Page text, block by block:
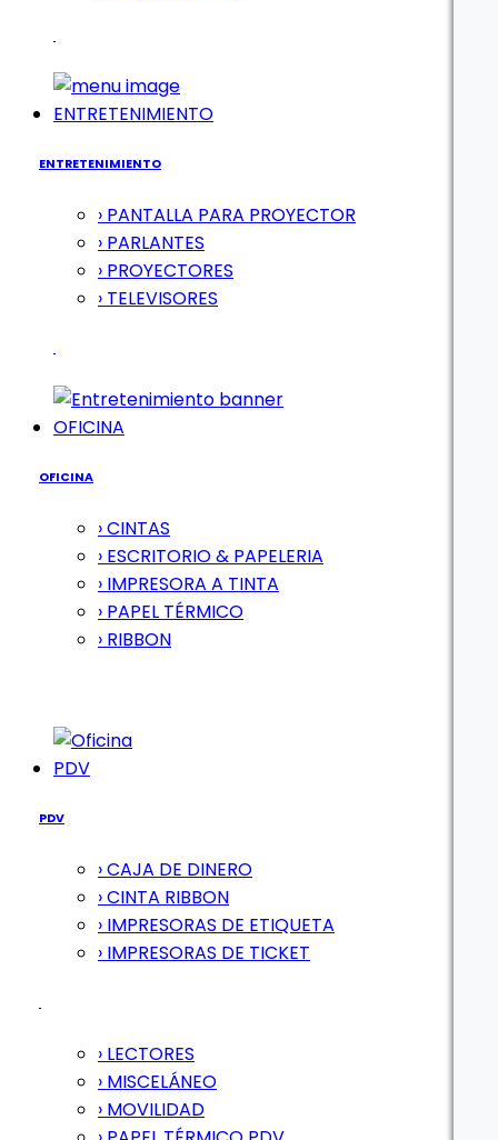
ENTRETENIMIENTO
ENTRETENIMIENTO
› PANTALLA PARA PROYECTOR
› PARLANTES
› PROYECTORES
› TELEVISORES
OFICINA
OFICINA
› CINTAS
› ESCRITORIO & PAPELERIA
› IMPRESORA A TINTA
› PAPEL TÉRMICO
› RIBBON
PDV
PDV
› CAJA DE DINERO
› CINTA RIBBON
› IMPRESORAS DE ETIQUETA
› IMPRESORAS DE TICKET
› LECTORES
› MISCELÁNEO
› MOVILIDAD